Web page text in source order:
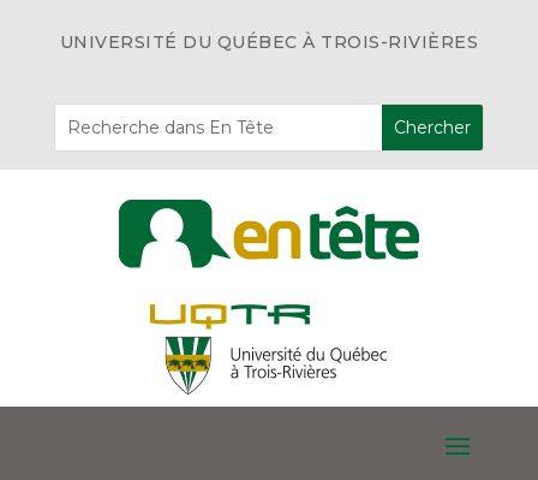
UNIVERSITÉ DU QUÉBEC À TROIS-RIVIÈRES